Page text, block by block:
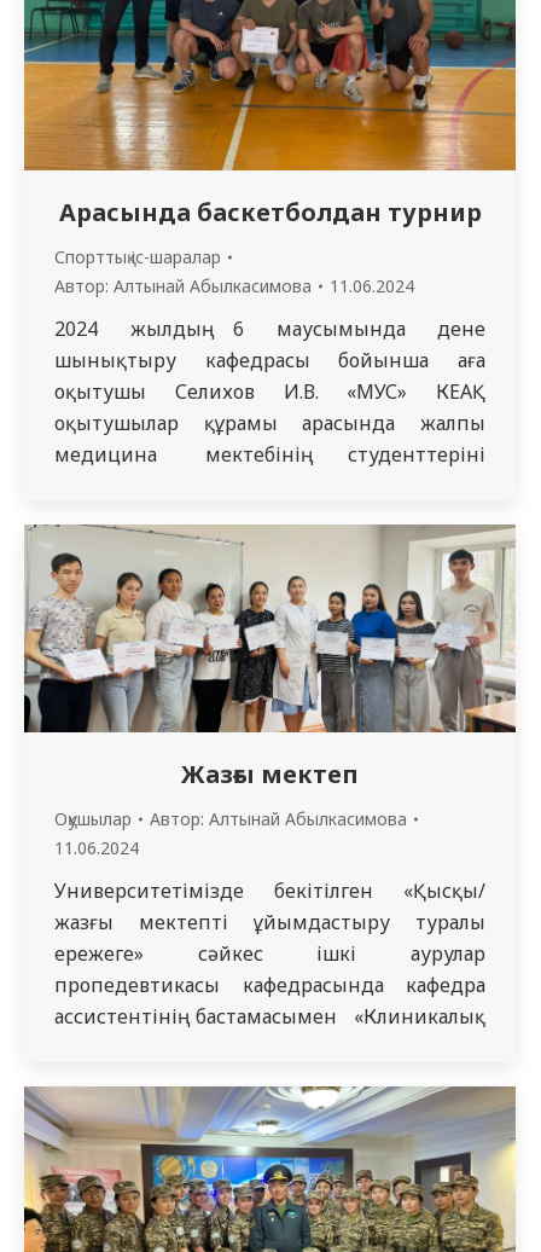
Арасында баскетболдан турнир
Спорттық іс-шаралар
Автор: Алтынай Абылкасимова 11.06.2024
2024 жылдың 6 маусымында дене
шынықтыру кафедрасы бойынша аға
оқытушы Селихов И.В. «МУС» КЕАҚ
оқытушылар құрамы арасында жалпы
медицина мектебінің студенттерінің
және балалар хирургиясы, патологиялық
анатомия және атындағы сот медицинасы
кафедралары қатысты. Ю.В. Пругло. Шара
«МУС» КЕАҚ-ның спорт залында өтті. 3
команда қатысты, олардың арасында
жүлделер келесідей бөлінді:…
Жазғы мектеп
Оқушылар Автор: Алтынай Абылкасимова
11.06.2024
Университетімізде бекітілген «Қысқы/
жазғы мектепті ұйымдастыру туралы
ережеге» сәйкес ішкі аурулар
пропедевтикасы кафедрасында кафедра
ассистентінің бастамасымен «Клиникалық
мектеп өтті. Аманғалиева Г.М. Жазғы
мектеп «Жалпы медицина» мамандығының
3 курс студенттеріне 2024 жылғы 3 маусым
мен 7 маусым аралығында өтті. Оқыту
офлайн форматта ішкі аурулар
кафедрасында жатақхананың №3